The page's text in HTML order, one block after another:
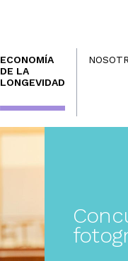
ECONOMÍA
DE LA
LONGEVIDAD